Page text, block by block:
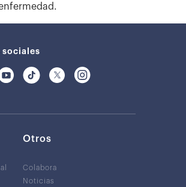
sociales
Otros
Colabora
Noticias